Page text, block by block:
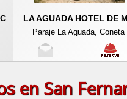
LA AGUADA HOTEL DE
Paraje La Aguada, Coneta
en San